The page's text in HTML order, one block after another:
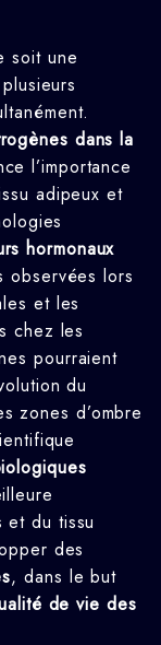
soit une
dans la
l’importance
adipeux et
hormonaux
observées lors
et les
chez les
pourraient
du
zones d’ombre
et du tissu
des
, dans le but
de vie des